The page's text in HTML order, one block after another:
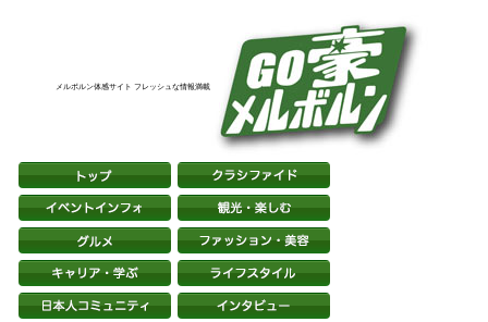
メルボルン体感サイト フレッシュな情報満載